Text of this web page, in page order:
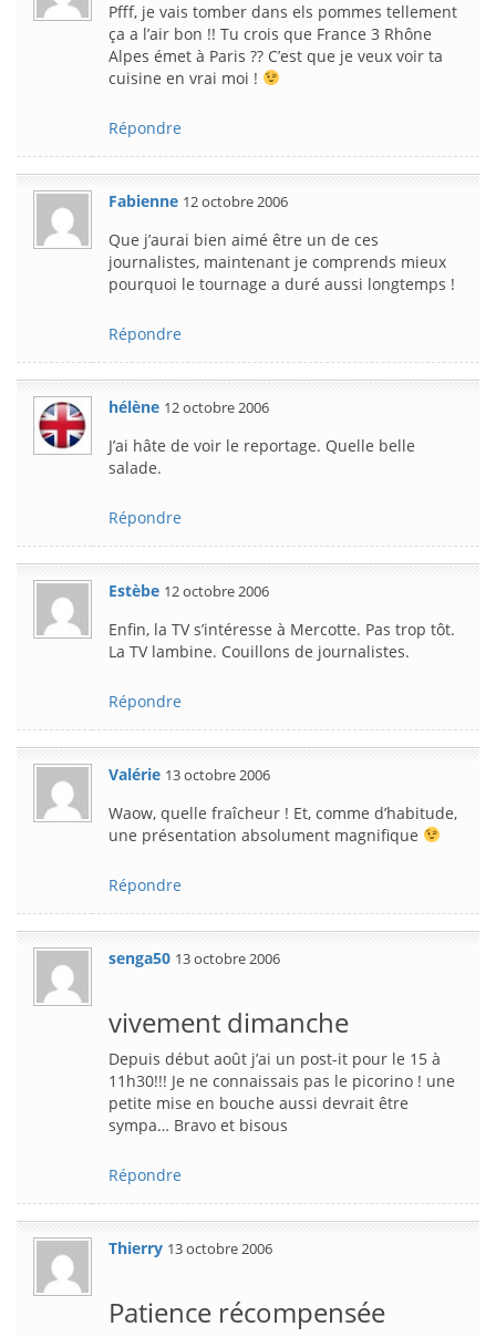
Pfff, je vais tomber dans els pommes tellement
ça a l’air bon !! Tu crois que France 3 Rhône
Alpes émet à Paris ?? C’est que je veux voir ta
cuisine en vrai moi !
Répondre
Fabienne 12 octobre 2006
Que j’aurai bien aimé être un de ces
journalistes, maintenant je comprends mieux
pourquoi le tournage a duré aussi longtemps !
Répondre
hélène 12 octobre 2006
J’ai hâte de voir le reportage. Quelle belle
salade.
Répondre
Estèbe 12 octobre 2006
Enfin, la TV s’intéresse à Mercotte. Pas trop tôt.
La TV lambine. Couillons de journalistes.
Répondre
Valérie 13 octobre 2006
Waow, quelle fraîcheur ! Et, comme d’habitude,
une présentation absolument magnifique
Répondre
senga50 13 octobre 2006
vivement dimanche
Depuis début août j’ai un post-it pour le 15 à
11h30!!! Je ne connaissais pas le picorino ! une
petite mise en bouche aussi devrait être
sympa… Bravo et bisous
Répondre
Thierry 13 octobre 2006
Patience récompensée